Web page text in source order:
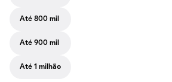
Até 800 mil
Até 900 mil
Até 1 milhão